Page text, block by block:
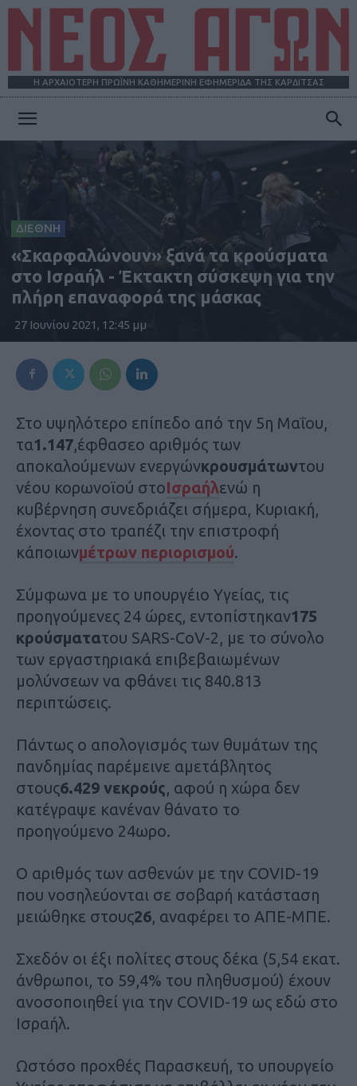
Η ΑΡΧΑΙΟΤΕΡΗ ΠΡΩΪΝΗ ΚΑΘΗΜΕΡΙΝΗ ΕΦΗΜΕΡΙΔΑ ΤΗΣ ΚΑΡΔΙΤΣΑΣ
ΔΙΕΘΝΗ
«Σκαρφαλώνουν» ξανά τα κρούσματα
στο Ισραήλ - Έκτακτη σύσκεψη για την
πλήρη επαναφορά της μάσκας
27 Ιουνίου 2021, 12:45 μμ
Στο υψηλότερο επίπεδο από την 5η Μαΐου,
τα1.147,έφθασεο αριθμός των
αποκαλούμενων ενεργώνκρουσμάτωντου
νέου κορωνοϊού στοΙσραήλενώ η
κυβέρνηση συνεδριάζει σήμερα, Κυριακή,
έχοντας στο τραπέζι την επιστροφή
κάποιωνμέτρων περιορισμού.
Σύμφωνα με το υπουργέιο Υγείας, τις
προηγούμενες 24 ώρες, εντοπίστηκαν175
κρούσματατου SARS-CoV-2, με το σύνολο
των εργαστηριακά επιβεβαιωμένων
μολύνσεων να φθάνει τις 840.813
περιπτώσεις.
Πάντως ο απολογισμός των θυμάτων της
πανδημίας παρέμεινε αμετάβλητος
στους6.429 νεκρούς, αφού η χώρα δεν
κατέγραψε κανέναν θάνατο το
προηγούμενο 24ωρο.
Ο αριθμός των ασθενών με την COVID-19
που νοσηλεύονται σε σοβαρή κατάσταση
μειώθηκε στους26, αναφέρει το ΑΠΕ-ΜΠΕ.
Σχεδόν οι έξι πολίτες στους δέκα (5,54 εκατ.
άνθρωποι, το 59,4% του πληθυσμού) έχουν
ανοσοποιηθεί για την COVID-19 ως εδώ στο
Ισραήλ.
Ωστόσο προχθές Παρασκευή, το υπουργείο